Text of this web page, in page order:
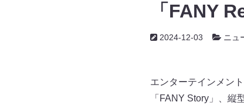
「FANY
2024-12-03 ニュ
エンターテインメン
「FANY Story」、縦